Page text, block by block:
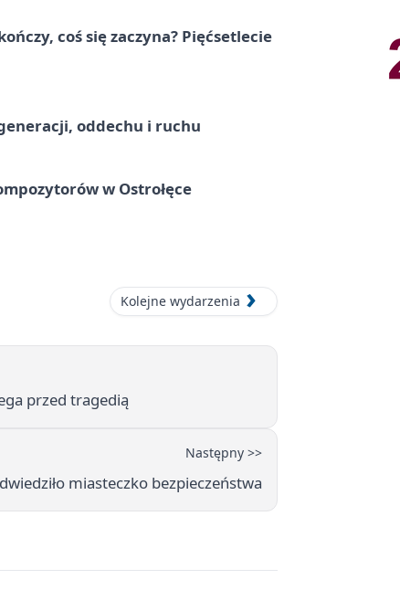
coś się zaczyna? Pięćsetlecie
oddechu i ruchu
w Ostrołęce
Kolejne wydarzenia
przed tragedią
Następny >>
miasteczko bezpieczeństwa